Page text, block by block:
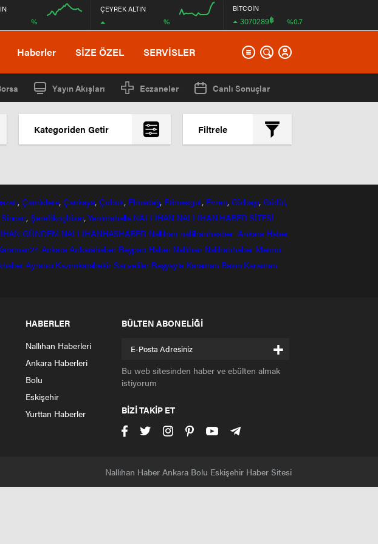
%
ÇEYREK ALTIN
%
BİTCOİN
3070289฿ %0.7
Haberler SİZE ÖZEL SERVİSLER
Yayın Akışları Eczaneler Canlı Sonuçlar
Kategoriden Getir Filtrele
En yeniler
En eskiler
, Çamlıdere, Çankaya, Çubuk, Elmadağ, Etimesgut, Evren, Gölbaşı, Güdül,
Sincan, Şereflikoçhisar,Yenimahalle NALLIHAN NALLIHAN HABER SİTESİ
GÜNDEM NALLIHANHASHABER Nallihan nallihanhasber Ankara Haber
Ankara Ankarahaber Beyparı Haber Nallıhan Nalıhanhaber Memur
Ayrancı Kazımkarabekir Sarıveliler Başyayla Karaman Basın Karaman
HABERLER
Nallıhan Haberleri
Ankara Haberleri
Bolu
Eskişehir
Yurttan Haberler
BÜLTEN ABONELİĞİ
+
Bu web sitesinden haber ve ebülten almak
istiyorum
BİZİ TAKİP ET
Nallıhan Haber Ankara Bolu Eskişehir Haber Sitesi